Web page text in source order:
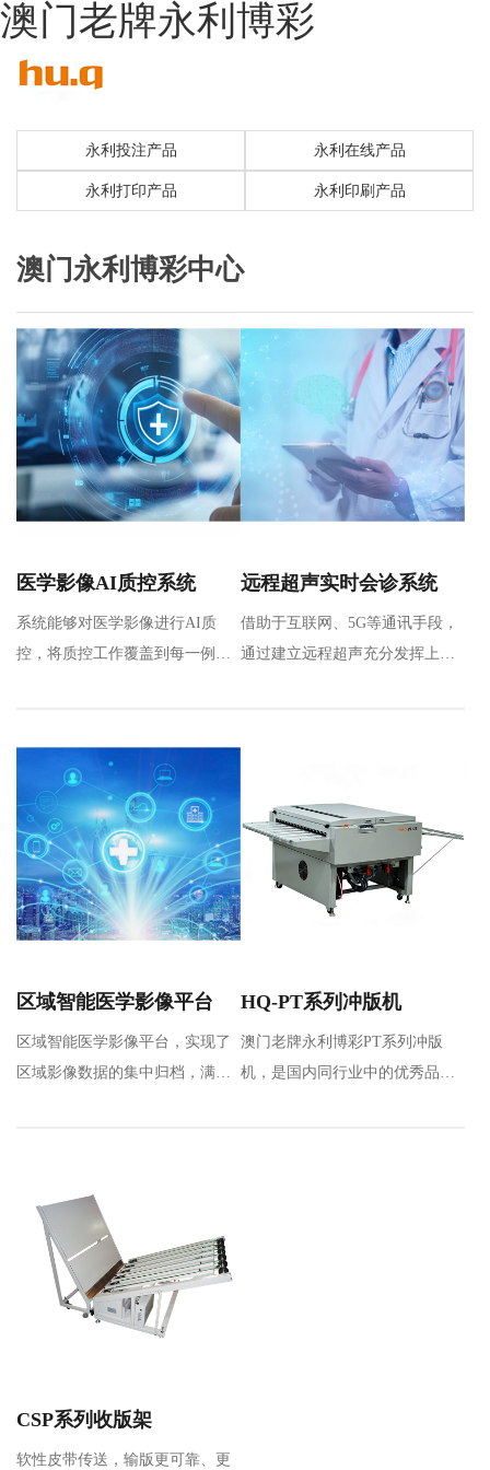
澳门老牌永利博彩
永利投注产品 永利在线产品
永利打印产品 永利印刷产品
澳门永利博彩中心
医学影像AI质控系统
系统能够对医学影像进行AI质
控，将质控工作覆盖到每一例影
远程超声实时会诊系统
借助于互联网、5G等通讯手段，
通过建立远程超声充分发挥上级
区域智能医学影像平台
区域智能医学影像平台，实现了
区域影像数据的集中归档，满足
HQ-PT系列冲版机
澳门老牌永利博彩PT系列冲版
机，是国内同行业中的优秀品
CSP系列收版架
软性皮带传送，输版更可靠、更